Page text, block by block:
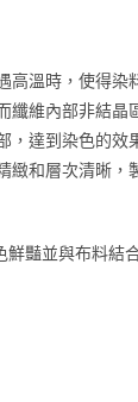
高溫時，使得染
纖維內部非結晶
，達到染色的效
緻和層次清晰，
鮮豔並與布料結